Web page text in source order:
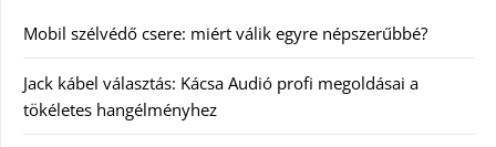
Mobil szélvédő csere: miért válik egyre népszerűbbé?
Jack kábel választás: Kácsa Audió profi megoldásai a
tökéletes hangélményhez